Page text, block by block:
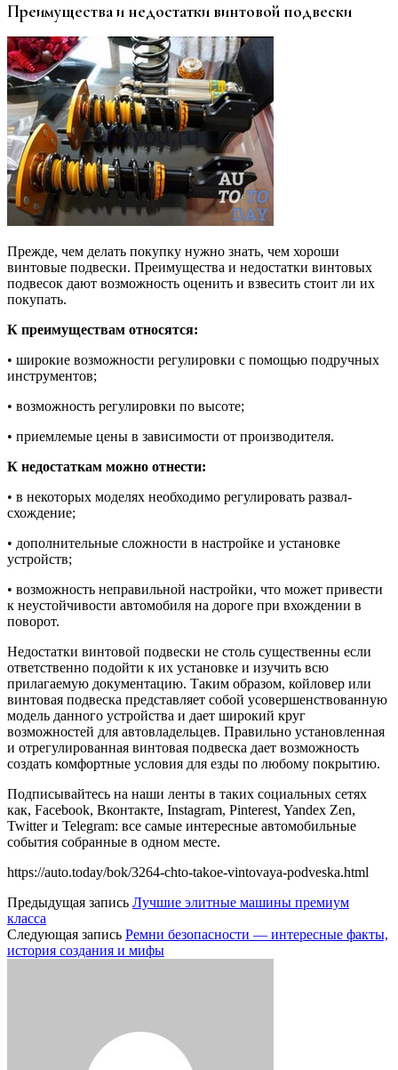
Преимущества и недостатки винтовой подвески
Прежде, чем делать покупку нужно знать, чем хороши
винтовые подвески. Преимущества и недостатки винтовых
подвесок дают возможность оценить и взвесить стоит ли их
покупать.
К преимуществам относятся:
• широкие возможности регулировки с помощью подручных
инструментов;
• возможность регулировки по высоте;
• приемлемые цены в зависимости от производителя.
К недостаткам можно отнести:
• в некоторых моделях необходимо регулировать развал-
схождение;
• дополнительные сложности в настройке и установке
устройств;
• возможность неправильной настройки, что может привести
к неустойчивости автомобиля на дороге при вхождении в
поворот.
Недостатки винтовой подвески не столь существенны если
ответственно подойти к их установке и изучить всю
прилагаемую документацию. Таким образом, койловер или
винтовая подвеска представляет собой усовершенствованную
модель данного устройства и дает широкий круг
возможностей для автовладельцев. Правильно установленная
и отрегулированная винтовая подвеска дает возможность
создать комфортные условия для езды по любому покрытию.
Подписывайтесь на наши ленты в таких социальных сетях
как, Facebook, Вконтакте, Instagram, Pinterest, Yandex Zen,
Twitter и Telegram: все самые интересные автомобильные
события собранные в одном месте.
https://auto.today/bok/3264-chto-takoe-vintovaya-podveska.html
Предыдущая запись Лучшие элитные машины премиум
класса
Следующая запись Ремни безопасности — интересные факты,
история создания и мифы